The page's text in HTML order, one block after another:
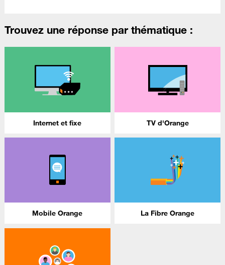
Trouvez une réponse par thématique :
Internet et fixe TV d'Orange
Mobile Orange La Fibre Orange